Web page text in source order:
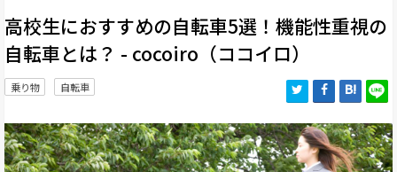
高校生におすすめの自転車5選！機能性重視の
自転車とは？ - cocoiro（ココイロ）
乗り物 自転車